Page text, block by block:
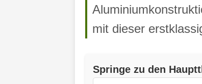
mit dieser
Springe zu den